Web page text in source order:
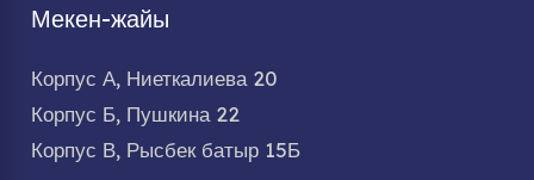
Мекен-жайы
Корпус А, Ниеткалиева 20
Корпус Б, Пушкина 22
Корпус В, Рысбек батыр 15Б